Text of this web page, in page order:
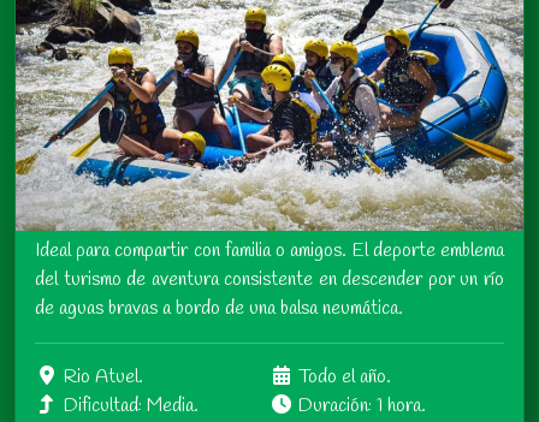
Ideal para compartir con familia o amigos. El deporte emblema
del turismo de aventura consistente en descender por un río
de aguas bravas a bordo de una balsa neumática.
Rio Atuel.
Todo el año.
Dificultad: Media.
Duración: 1 hora.